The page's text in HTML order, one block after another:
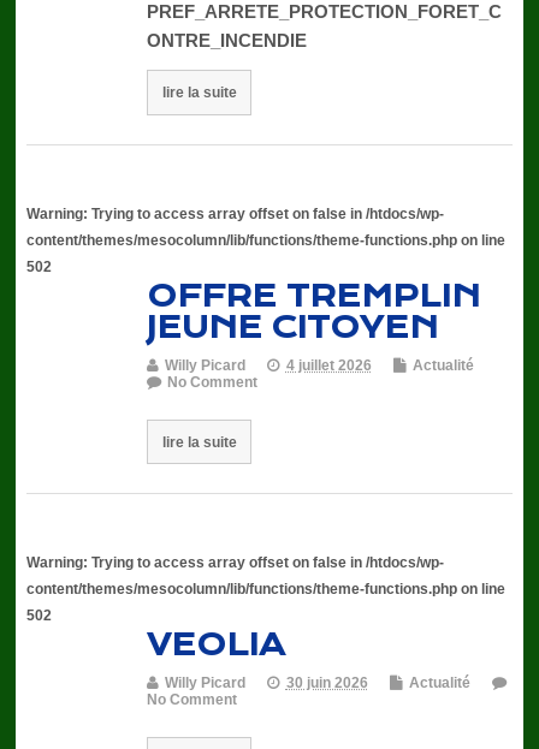
PREF_ARRETE_PROTECTION_FORET_C
ONTRE_INCENDIE
lire la suite
Warning: Trying to access array offset on false in /htdocs/wp-
content/themes/mesocolumn/lib/functions/theme-functions.phpon line
502
OFFRE TREMPLIN
JEUNE CITOYEN
Willy Picard 4 juillet 2026
Actualité
No Comment
lire la suite
Warning: Trying to access array offset on false in /htdocs/wp-
content/themes/mesocolumn/lib/functions/theme-functions.phpon line
502
VEOLIA
Willy Picard 30 juin 2026
Actualité
No Comment